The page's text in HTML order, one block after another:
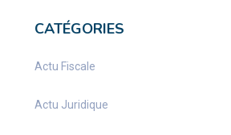
CATÉGORIES
Actu Fiscale
Actu Juridique